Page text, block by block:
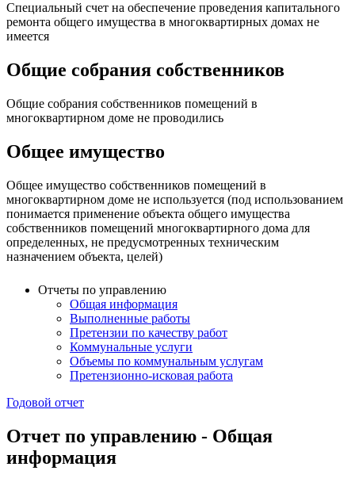
Специальный счет на обеспечение проведения капитального
ремонта общего имущества в многоквартирных домах не
имеется
Общие собрания собственников
Общие собрания собственников помещений в
многоквартирном доме не проводились
Общее имущество
Общее имущество собственников помещений в
многоквартирном доме не используется (под использованием
понимается применение объекта общего имущества
собственников помещений многоквартирного дома для
определенных, не предусмотренных техническим
назначением объекта, целей)
Отчеты по управлению
Общая информация
Выполненные работы
Претензии по качеству работ
Коммунальные услуги
Объемы по коммунальным услугам
Претензионно-исковая работа
Годовой отчет
Отчет по управлению - Общая
информация